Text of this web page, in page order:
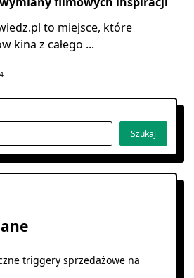
to miejsce, które
kina z całego ...
Szukaj
triggery sprzedażowe na